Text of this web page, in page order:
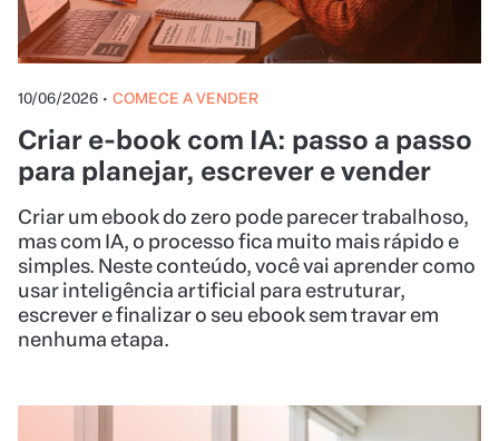
10/06/2026 • COMECE A VENDER
Criar e-book com IA: passo a passo
para planejar, escrever e vender
Criar um ebook do zero pode parecer trabalhoso,
mas com IA, o processo fica muito mais rápido e
simples. Neste conteúdo, você vai aprender como
usar inteligência artificial para estruturar,
escrever e finalizar o seu ebook sem travar em
nenhuma etapa.